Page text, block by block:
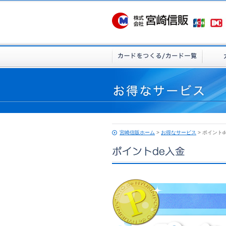
宮崎信販ホーム > お得なサービス > ポイント